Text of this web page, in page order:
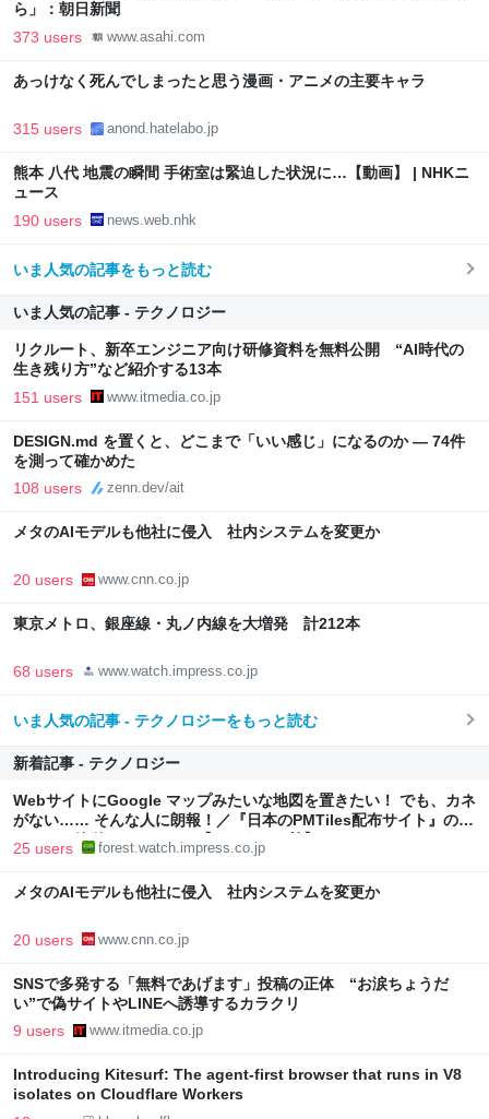
ら」：朝日新聞
373 users www.asahi.com
あっけなく死んでしまったと思う漫画・アニメの主要キャラ
315 users anond.hatelabo.jp
熊本 八代 地震の瞬間 手術室は緊迫した状況に…【動画】 | NHKニ
ュース
190 users news.web.nhk
いま人気の記事をもっと読む
いま人気の記事 - テクノロジー
リクルート、新卒エンジニア向け研修資料を無料公開 “AI時代の
生き残り方”など紹介する13本
151 users www.itmedia.co.jp
DESIGN.md を置くと、どこまで「いい感じ」になるのか — 74件
を測って確かめた
108 users zenn.dev/ait
メタのAIモデルも他社に侵入 社内システムを変更か
20 users www.cnn.co.jp
東京メトロ、銀座線・丸ノ内線を大増発 計212本
68 users www.watch.impress.co.jp
いま人気の記事 - テクノロジーをもっと読む
新着記事 - テクノロジー
WebサイトにGoogle マップみたいな地図を置きたい！ でも、カネ
がない…… そんな人に朗報！／『日本のPMTiles配布サイト』のデ
ータなら簡単にできるかも【やじうまの杜】
25 users forest.watch.impress.co.jp
メタのAIモデルも他社に侵入 社内システムを変更か
20 users www.cnn.co.jp
SNSで多発する「無料であげます」投稿の正体 “お涙ちょうだ
い”で偽サイトやLINEへ誘導するカラクリ
9 users www.itmedia.co.jp
Introducing Kitesurf: The agent-first browser that runs in V8
isolates on Cloudflare Workers